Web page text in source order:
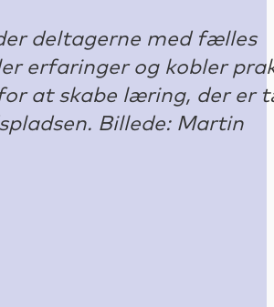
deltagerne med fælles
erfaringer og kobler
at skabe læring, der er
Billede: Martin